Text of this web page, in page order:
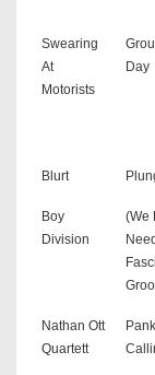
Swearing
At
Motorists
Day
Blurt
Boy
Division
(We
Nathan Ott
Quartett